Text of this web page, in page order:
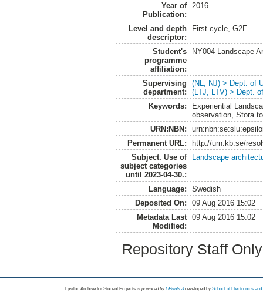
Year of
Publication:
2016
Level and depth
descriptor:
First cycle, G2E
Student's
programme
affiliation:
NY004 Landscape
Supervising
department:
(NL, NJ) > Dept. of
(LTJ, LTV) > Dept.
Keywords:
Experiential
observation, Stora
URN:NBN:
Permanent URL:
http://urn.kb.se/
Subject. Use of
subject categories
until 2023-04-30.:
Landscape
Language:
Swedish
Deposited On:
09 Aug 2016 15:02
Metadata Last
Modified:
09 Aug 2016 15:02
Repository Staff
Epsilon Archive for Student Projects is powored byEPrints 3 developed by School of Electronics